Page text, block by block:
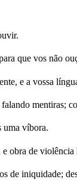
que vos não
e a vossa
mentiras;
uma víbora.
obra de violência
de iniquidade;